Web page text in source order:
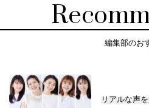
編集部のお
リアルな声